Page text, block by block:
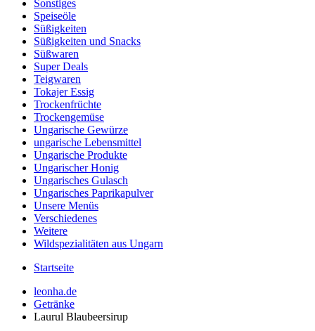
Sonstiges
Speiseöle
Süßigkeiten
Süßigkeiten und Snacks
Süßwaren
Super Deals
Teigwaren
Tokajer Essig
Trockenfrüchte
Trockengemüse
Ungarische Gewürze
ungarische Lebensmittel
Ungarische Produkte
Ungarischer Honig
Ungarisches Gulasch
Ungarisches Paprikapulver
Unsere Menüs
Verschiedenes
Weitere
Wildspezialitäten aus Ungarn
Startseite
leonha.de
Getränke
Laurul Blaubeersirup